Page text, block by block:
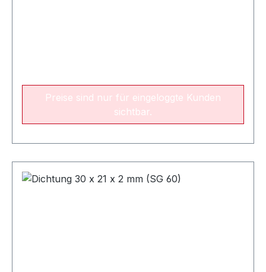
Preise sind nur für eingeloggte Kunden
sichtbar.